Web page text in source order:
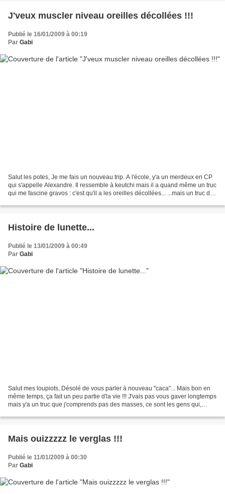
J'veux muscler niveau oreilles décollées !!!
Publié le 16/01/2009 à 00:19
Par Gabi
Salut les potes, Je me fais un nouveau trip. A l'école, y'a un merdeux en CP
qui s'appelle Alexandre. Il ressemble à keutchi mais il a quand même un truc
qui me fascine gravos : c'est qu'il a les oreilles décollées... ...mais un truc de
Histoire de lunette...
Publié le 13/01/2009 à 00:49
Par Gabi
Salut mes loupiots, Désolé de vous parler à nouveau "caca"... Mais bon en
même temps, ça fait un peu partie d'la vie !!! J'vais pas vous gaver longtemps
mais y'a un truc que j'comprends pas des masses, ce sont les gens qui,
Mais ouizzzzz le verglas !!!
Publié le 11/01/2009 à 00:30
Par Gabi